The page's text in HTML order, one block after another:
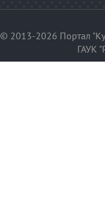
© 2013-2026 Портал
ГАУК